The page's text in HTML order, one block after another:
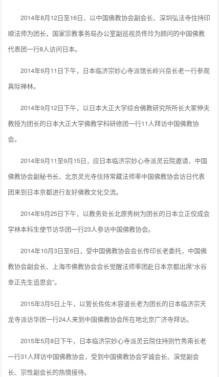
2014年8月12日至16日，以中国佛教协会副会长、深圳弘法寺住持印
顺法师为团长，国家宗教事务局办公室副巡视员佟玲为顾问的中国佛教
代表团一行8人访问日本。
2014年9月11日下午，日本临济宗妙心寺派馆长岭兴岳长老一行参观
真际禅林。
2014年9月12日下午，以日本大正大学综合佛教研究所所长大冢伸夫
教授为团长的日本大正大学佛教学科研修团一行11人拜访中国佛教协
会。
2014年9月11至9月15日，应日本临济宗妙心寺派灵云院邀请，中国
佛教协会副秘书长、北京灵光寺住持常藏法师率中国佛教协会访日代表
团来到日本京都进行友好佛教文化交流。
2014年9月25日下午，以教务处长北原秀树为团长的日本立正佼成会
学林本科生使节访华团一行23人参访中国佛教协会。
2014年10月3日至6日，受中国佛教协会会长传印长老委托，中国佛
教协会副会长、上海市佛教协会会长觉醒法师率团赴日本京都出席“水谷
幸正先生追思会”。
2015年3月5日上午，以管长佐佐木容道长老为团长的日本临济宗天
龙寺派访华团一行24人来到中国佛教协会所在地北京广济寺拜访。
2015年5月8日下午，日本临济宗妙心寺派灵云院住持则竹秀南长老
一行31人拜访中国佛教协会，受到中国佛教协会学诚会长、演觉副会
长、宗性副会长的热情接待。